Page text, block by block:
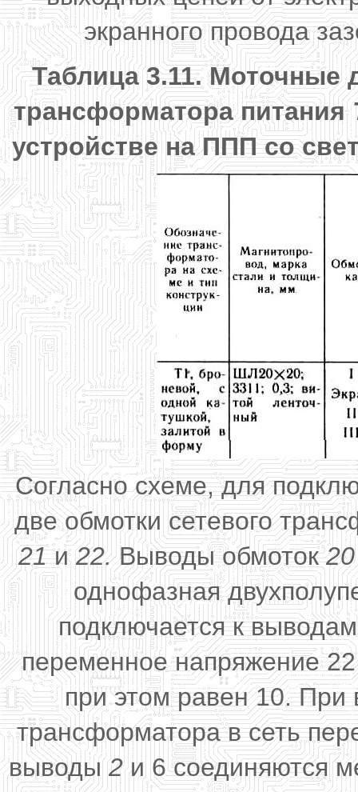
экранного провода
Таблица 3.11. Моточные
трансформатора питания
устройстве на ППП со
Согласно схеме, для
две обмотки сетевого
21и22.Выводы обмоток20
однофазная
подключается к
переменное напряжение
при этом равен 10. При
трансформатора в сеть
выводы2и 6 соединяются